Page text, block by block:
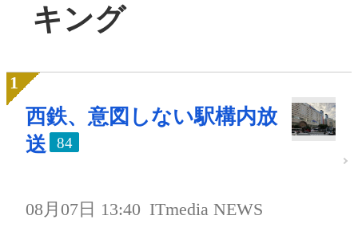
キング
西鉄、意図しない駅構内放
送
84
08月07日 13:40 ITmedia NEWS